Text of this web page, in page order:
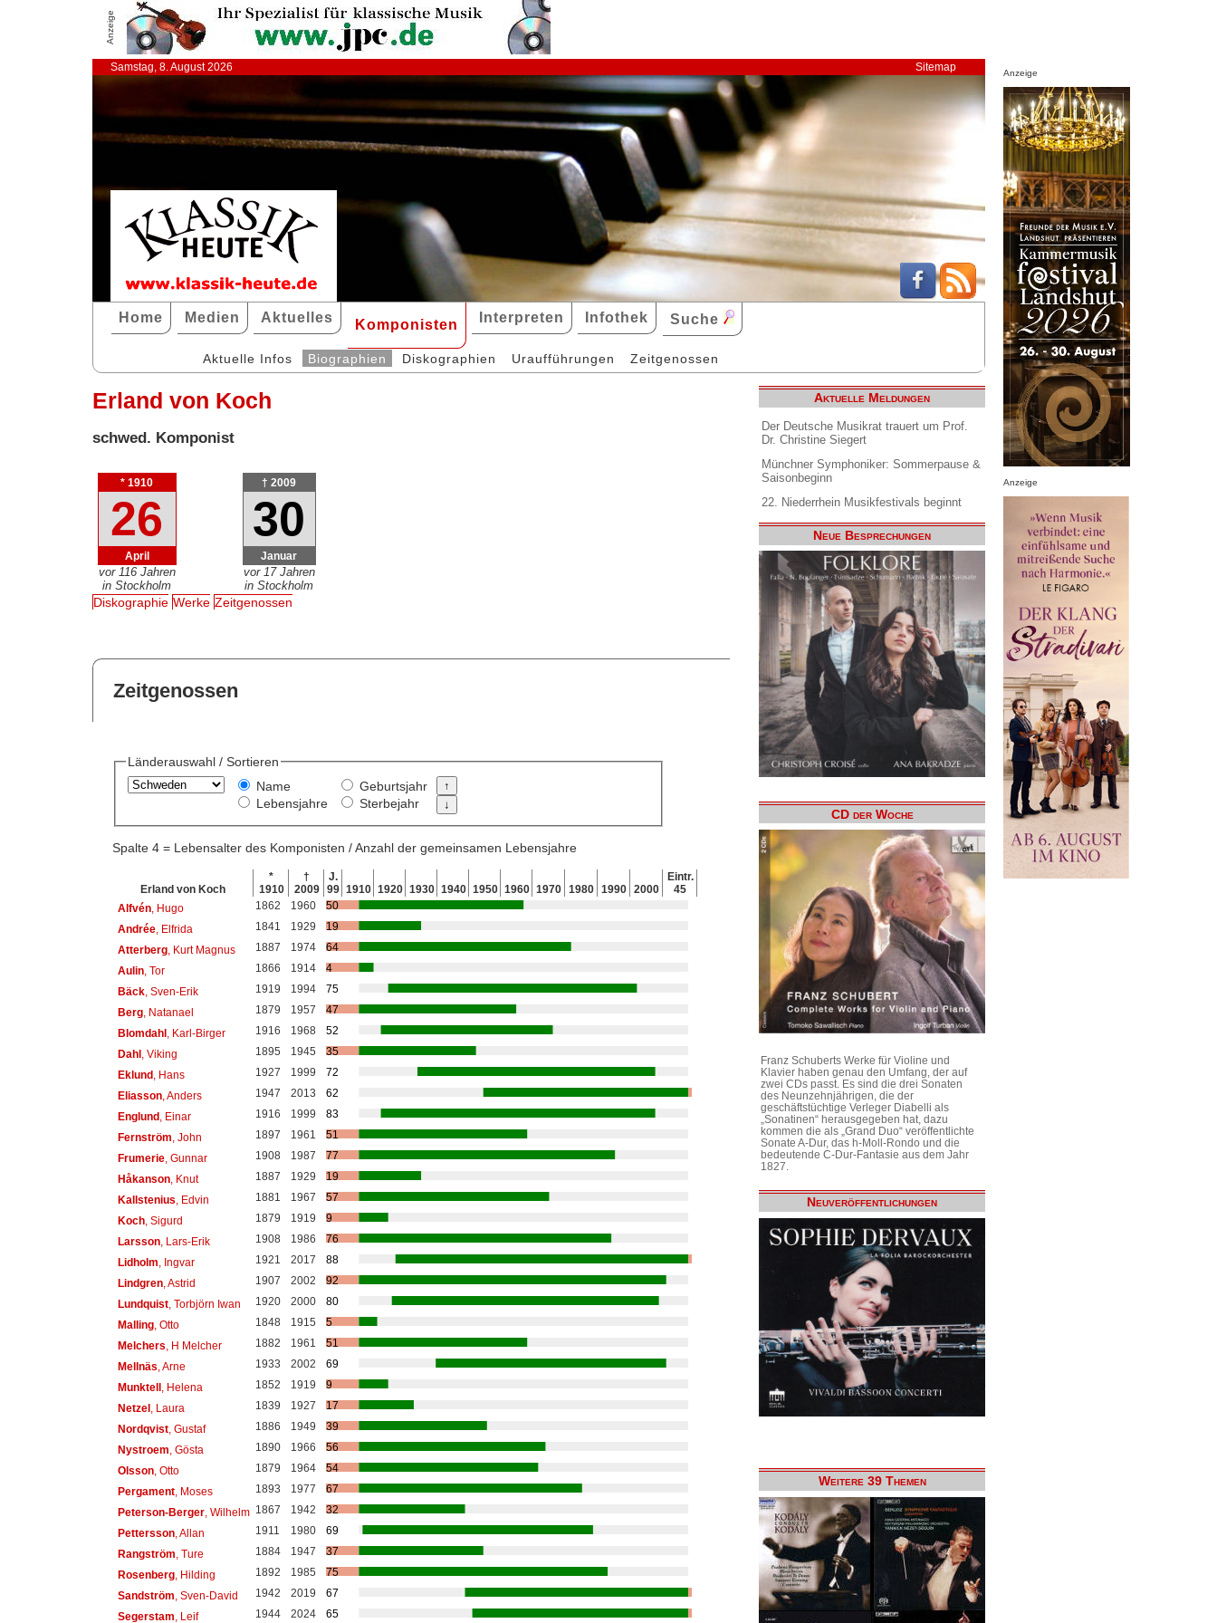
Anzeige
Samstag, 8. August 2026 Sitemap
Home Medien Aktuelles Komponisten Interpreten Infothek Suche
Aktuelle Infos Biographien Diskographien Uraufführungen Zeitgenossen
Erland von Koch
schwed. Komponist
* 1910
26
April
vor 116 Jahren
in Stockholm
† 2009
30
Januar
vor 17 Jahren
in Stockholm
Diskographie Werke Zeitgenossen
Zeitgenossen
Länderauswahl / Sortieren
Name
Lebensjahre
Geburtsjahr
Sterbejahr
Spalte 4 = Lebensalter des Komponisten / Anzahl der gemeinsamen Lebensjahre
Erland von Koch
*
1910
†
2009
J.
99 1910 1920 1930 1940 1950 1960 1970 1980 1990 2000
Eintr.
45
Alfvén, Hugo 1862 1960
50
Andrée, Elfrida 1841 1929
19
Atterberg, Kurt Magnus 1887 1974
64
Aulin, Tor 1866 1914
4
Bäck, Sven-Erik 1919 1994
75
Berg, Natanael 1879 1957
47
Blomdahl, Karl-Birger 1916 1968
52
Dahl, Viking 1895 1945
35
Eklund, Hans 1927 1999
72
Eliasson, Anders 1947 2013
62
Englund, Einar 1916 1999
83
Fernström , John 1897 1961
51
Frumerie, Gunnar 1908 1987
77
Håkanson, Knut 1887 1929
19
Kallstenius , Edvin 1881 1967
57
Koch, Sigurd 1879 1919
9
Larsson, Lars-Erik 1908 1986
76
Lidholm , Ingvar 1921 2017
88
Lindgren, Astrid 1907 2002
92
Lundquist, Torbjörn Iwan 1920 2000
80
Malling, Otto 1848 1915
5
Melchers , H Melcher 1882 1961
51
Mellnäs , Arne 1933 2002
69
Munktell, Helena 1852 1919
9
Netzel, Laura 1839 1927
17
Nordqvist, Gustaf 1886 1949
39
Nystroem , Gösta 1890 1966
56
Olsson, Otto 1879 1964
54
Pergament, Moses 1893 1977
67
Peterson-Berger, Wilhelm 1867 1942
32
Pettersson, Allan 1911 1980
69
Rangström , Ture 1884 1947
37
Rosenberg, Hilding 1892 1985
75
Sandström , Sven-David 1942 2019
67
Segerstam , Leif 1944 2024 65
Aktuelle Meldungen
Der Deutsche Musikrat trauert um Prof.
Dr. Christine Siegert
Münchner Symphoniker: Sommerpause &
Saisonbeginn
22. Niederrhein Musikfestivals beginnt
Neue Besprechungen
CD der Woche
Franz Schuberts Werke für Violine und
Klavier haben genau den Umfang, der auf
zwei CDs passt. Es sind die drei Sonaten
des Neunzehnjährigen, die der
geschäftstüchtige Verleger Diabelli als
„Sonatinen“ herausgegeben hat, dazu
kommen die als „Grand Duo“ veröffentlichte
Sonate A-Dur, das h-Moll-Rondo und die
bedeutende C-Dur-Fantasie aus dem Jahr
1827.
Neuveröffentlichungen
Weitere 39 Themen
Anzeige
Anzeige